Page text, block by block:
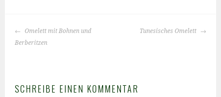
BEITRAGS-
NAVIGATION
Omelett mit Bohnen und
Berberitzen
Tunesisches Omelett
SCHREIBE EINEN KOMMENTAR